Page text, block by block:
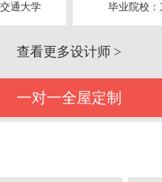
通大学
毕业院校
查看更多设计师 >
一对一全屋定制